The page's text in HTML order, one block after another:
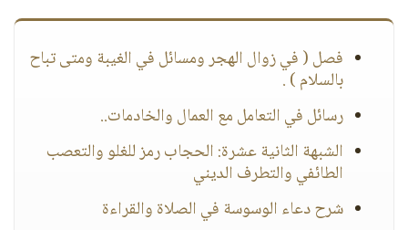
فصل ( في زوال الهجر ومسائل في الغيبة ومتى تباح
بالسلام ) .
رسائل في التعامل مع العمال والخادمات..
الشبهة الثانية عشرة: الحجاب رمز للغلو والتعصب
الطائفي والتطرف الديني
شرح دعاء الوسوسة في الصلاة والقراءة